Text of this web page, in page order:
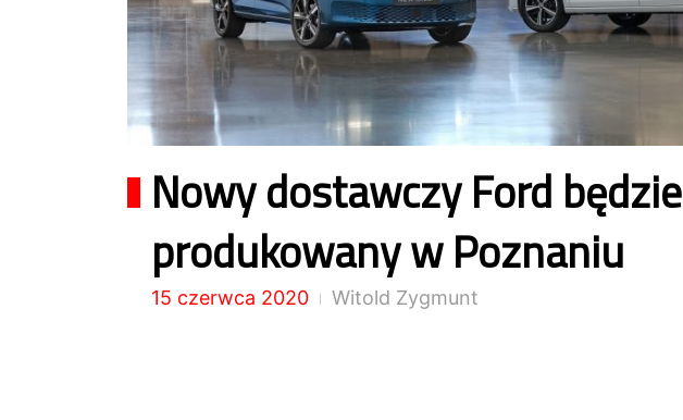
Nowy dostawczy Ford będzie
produkowany w Poznaniu
15 czerwca 2020 Witold Zygmunt